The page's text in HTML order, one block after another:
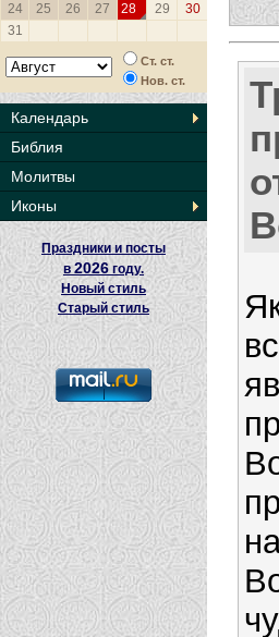
24
25 26 27 28 29
30
31
Ст. ст.
Нов. ст.
Календарь
Библия
Молитвы
Иконы
Праздники и посты
в2026 году.
Новый стиль
Старый стиль